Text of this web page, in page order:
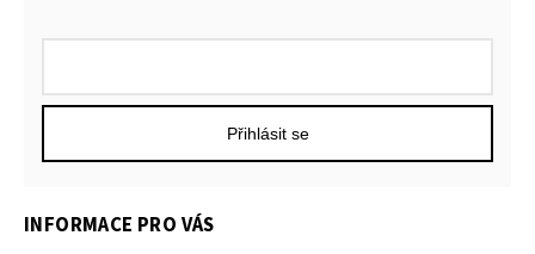
INFORMACE PRO VÁS
Přihlásit se